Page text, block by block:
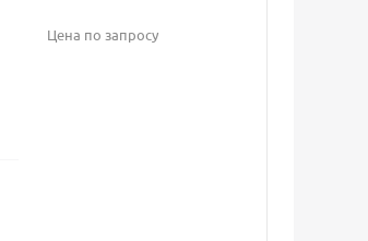
Цена по запросу